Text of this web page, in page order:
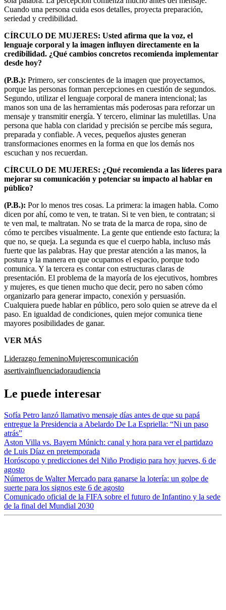
Cuando una persona cuida esos detalles, proyecta preparación,
seriedad y credibilidad.
CÍRCULO DE MUJERES: Usted afirma que la voz, el
lenguaje corporal y la imagen influyen directamente en la
credibilidad. ¿Qué cambios concretos recomienda implementar
desde hoy?
(P.B.): Primero, ser conscientes de la imagen que proyectamos,
porque las personas forman percepciones en cuestión de segundos.
Segundo, utilizar el lenguaje corporal de manera intencional; las
manos son una de las herramientas más poderosas para reforzar un
mensaje y transmitir energía. Y tercero, eliminar las muletillas. Una
persona que habla con claridad y precisión se percibe más segura,
preparada y confiable. A veces, pequeños ajustes generan
transformaciones enormes en la forma en que los demás nos
escuchan y nos recuerdan.
CÍRCULO DE MUJERES: ¿Qué recomienda a las líderes para
mejorar su comunicación y potenciar su impacto al hablar en
público?
(P.B.): Por lo menos tres cosas. La primera: la imagen habla. Como
dicen por ahí, como te ven, te tratan. Si te ven bien, te contratan; si
te ven mal, te maltratan. No se trata de la marca de ropa, sino de
cómo te percibes visualmente. La gente que entiende esto factura; la
que no, se queja. La segunda es que el cuerpo habla, incluso más
fuerte que las palabras. Hay que prestar atención a las manos, la
postura y la manera en que ocupamos el espacio, porque todo
comunica. Y la tercera es contar con estructuras claras de
presentación. El problema de la mayoría de los ejecutivos, hombres
y mujeres, es que tienen mucho que decir, pero no saben cómo
organizarlo para generar impacto, conexión y persuasión.
Cualquiera puede hablar en público, pero solo quien se atreve da el
paso. En igualdad de condiciones, quien mejor comunica tiene
mayores posibilidades de ganar.
VER MÁS
Liderazgo femeninoMujerescomunicación
asertivainfluenciadoraudiencia
Le puede interesar
Sofía Petro lanzó llamativo mensaje días antes de que su papá
entregue la Presidencia a Abelardo De La Espriella: “Ni un paso
atrás”
Aston Villa vs. Bayern Múnich: canal y hora para ver el partidazo
de Luis Díaz en pretemporada
Horóscopo y predicciones del Niño Prodigio para hoy jueves, 6 de
agosto
Números de Walter Mercado para ganarse la lotería: un golpe de
suerte para los signos este 6 de agosto
Comunicado oficial de la FIFA sobre el futuro de Infantino y la sede
de la final del Mundial 2030